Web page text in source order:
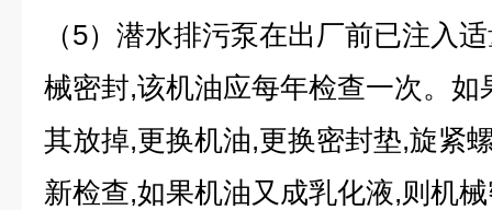
（5）潜水排污泵在出厂前已注入
械密封,该机油应每年检查一次。
其放掉,更换机油,更换密封垫,旋紧
新检查,如果机油又成乳化液,则机